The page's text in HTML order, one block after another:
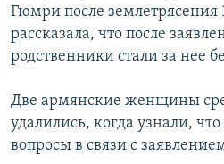
Гюмри после землетрясения
рассказала, что после
родственники стали за нее
Две армянские женщины
удалились, когда узнали,
вопросы в связи с